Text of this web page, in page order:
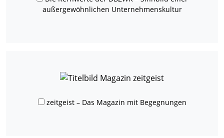
außergewöhnlichen Unternehmenskultur
zeitgeist – Das Magazin mit Begegnungen